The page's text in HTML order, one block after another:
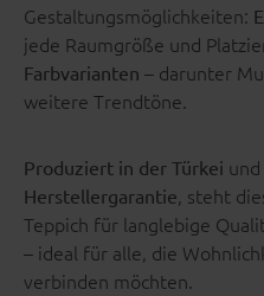
Gestaltungsmöglichkeiten:
jede Raumgröße und
Farbvarianten – darunter
weitere Trendtöne.
Produziert in der Türkei
Herstellergarantie, steht
Teppich für langlebige
– ideal für alle, die
verbinden möchten.